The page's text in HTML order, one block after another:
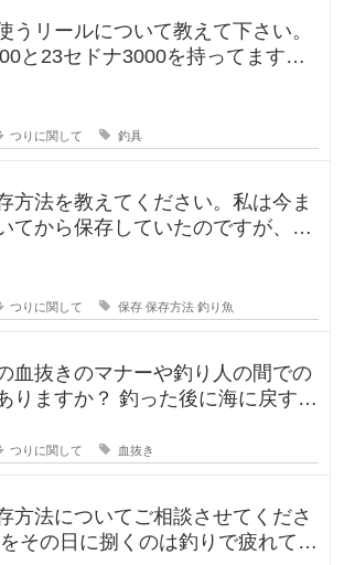
うリールについて教えて下さい。
と23セドナ3000を持ってます。
つりに関して 釣具
方法を教えてください。私は今ま
てから保存していたのですが、人
つりに関して 保存 保存方法 釣り魚
血抜きのマナーや釣り人の間での
釣った後に海に戻す
つりに関して 血抜き
方法についてご相談させてくださ
その日に捌くのは釣りで疲れてい